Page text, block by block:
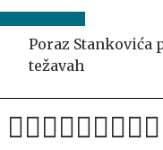
Poraz
težavah